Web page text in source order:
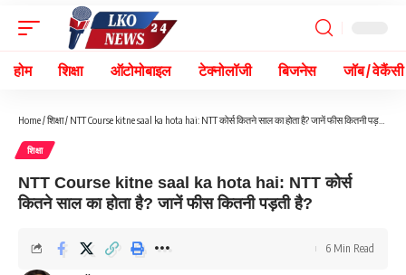
होम शिक्षा ऑटोमोबाइल टेक्नोलॉजी बिजनेस जॉब / वेकैंसी
Home/शिक्षा/ NTT Course kitne saal ka hota hai: NTT कोर्स कितने साल का होता है? जानें फीस कितनी पड़ती है?
शिक्षा
NTT Course kitne saal ka hota hai: NTT कोर्स
कितने साल का होता है? जानें फीस कितनी पड़ती है?
6 Min Read